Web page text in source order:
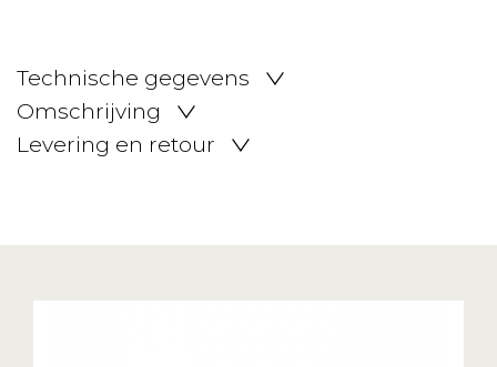
Technische gegevens
Omschrijving
Levering en retour